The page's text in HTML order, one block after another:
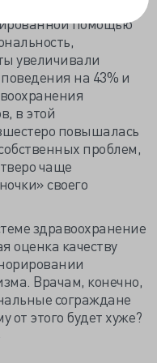
помощью
увеличивали
на 43% и
в этой
повышалась
проблем,
чаще
своего
здравоохранение
оценка качеству
Врачам, конечно,
сограждане
от этого будет хуже?